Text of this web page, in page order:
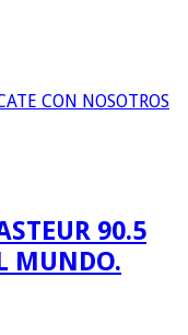
CON NOSOTROS
90.5
MUNDO.